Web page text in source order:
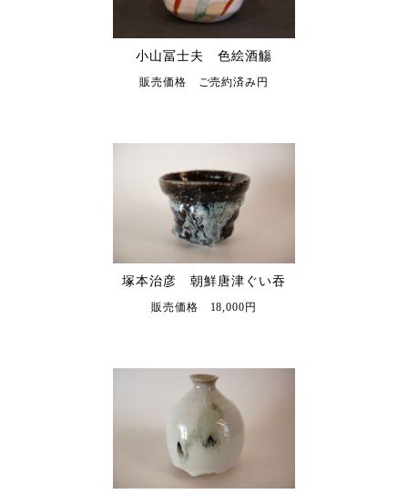
小山冨士夫 色絵酒觴
販売価格 ご売約済み円
塚本治彦 朝鮮唐津ぐい吞
販売価格 18,000円